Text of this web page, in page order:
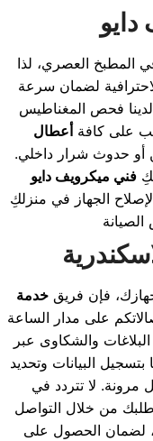
المطبخ العصري، لذا
لضمان سرعة
فحص المغناطيس
على كافة أعطال
أو حدوث شرار داخلي.
فني ميكرويف دايو
الجهاز في منزلكِ
فإن فريق خدمة
على مدار الساعة
والشكاوى عبر
البيانات وتحديد
مرونة. لا تتردد في
طلبك من خلال التواصل
، لضمان الحصول على